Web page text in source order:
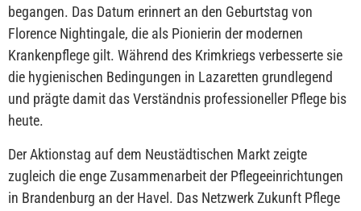
begangen. Das Datum erinnert an den Geburtstag von
Florence Nightingale, die als Pionierin der modernen
Krankenpflege gilt. Während des Krimkriegs verbesserte sie
die hygienischen Bedingungen in Lazaretten grundlegend
und prägte damit das Verständnis professioneller Pflege bis
heute.
Der Aktionstag auf dem Neustädtischen Markt zeigte
zugleich die enge Zusammenarbeit der Pflegeeinrichtungen
in Brandenburg an der Havel. Das Netzwerk Zukunft Pflege